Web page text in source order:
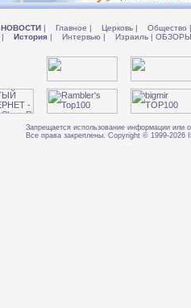
НОВОСТИ | Главное | Церковь | Общество |
| История | Интервью | Израиль |
Запрещается использование информации или
Все права закреплены. Copyright © 1999-